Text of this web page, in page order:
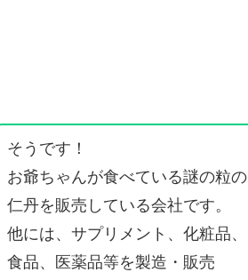
そうです！
お爺ちゃんが食べている謎の粒の
仁丹を販売している会社です。
他には、サプリメント、化粧品、
食品、医薬品等を製造・販売